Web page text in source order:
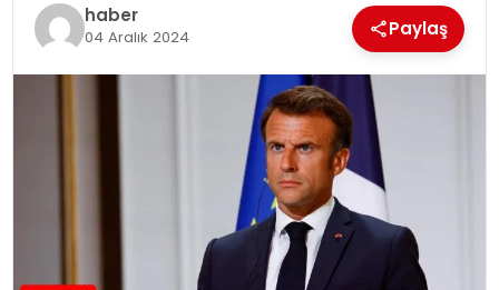
haber
04 Aralık 2024 Paylaş